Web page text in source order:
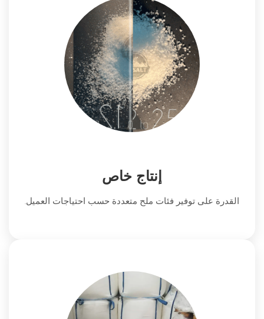
إنتاج خاص
القدرة على توفير فئات ملح متعددة حسب احتياجات العميل.